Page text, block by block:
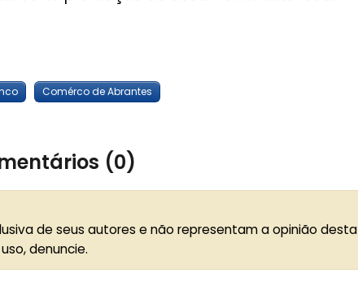
Comérco de Abrantes
(0)
de seus autores e não representam a opinião desta
denuncie.